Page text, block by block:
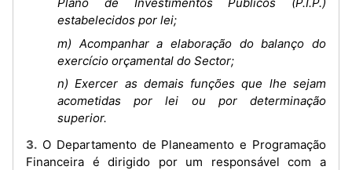
estabelecidos por lei;
m) Acompanhar a elaboração do balanço do
exercício orçamental do Sector;
n) Exercer as demais funções que lhe sejam
acometidas por lei ou por determinação
superior.
3. O Departamento de Planeamento e Programação
Financeira é dirigido por um responsável com a